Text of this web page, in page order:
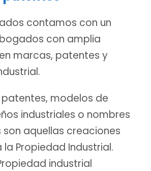
contamos con un
con amplia
marcas, patentes y
modelos de
industriales o nombres
aquellas creaciones
Propiedad Industrial.
industrial